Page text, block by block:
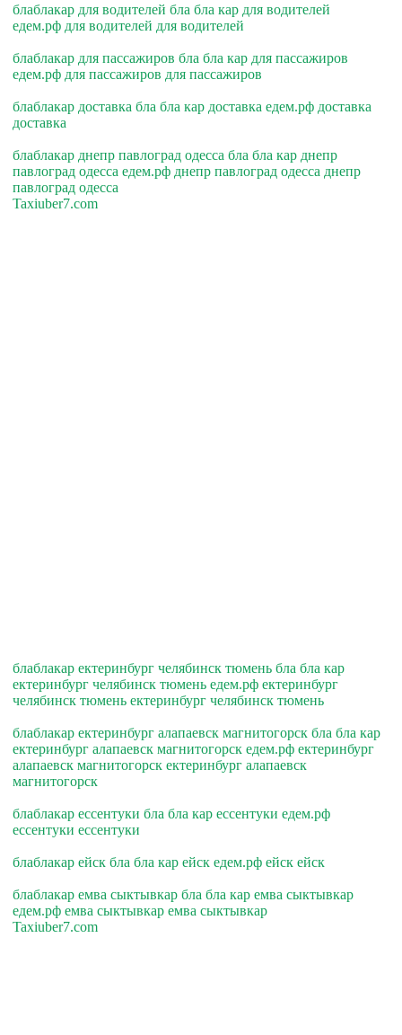
блаблакар для водителей бла бла кар для водителей
едем.рф для водителей для водителей
блаблакар для пассажиров бла бла кар для пассажиров
едем.рф для пассажиров для пассажиров
блаблакар доставка бла бла кар доставка едем.рф доставка
доставка
блаблакар днепр павлоград одесса бла бла кар днепр
павлоград одесса едем.рф днепр павлоград одесса днепр
павлоград одесса
Taxiuber7.com
блаблакар ектеринбург челябинск тюмень бла бла кар
ектеринбург челябинск тюмень едем.рф ектеринбург
челябинск тюмень ектеринбург челябинск тюмень
блаблакар ектеринбург алапаевск магнитогорск бла бла кар
ектеринбург алапаевск магнитогорск едем.рф ектеринбург
алапаевск магнитогорск ектеринбург алапаевск
магнитогорск
блаблакар ессентуки бла бла кар ессентуки едем.рф
ессентуки ессентуки
блаблакар ейск бла бла кар ейск едем.рф ейск ейск
блаблакар емва сыктывкар бла бла кар емва сыктывкар
едем.рф емва сыктывкар емва сыктывкар
Taxiuber7.com